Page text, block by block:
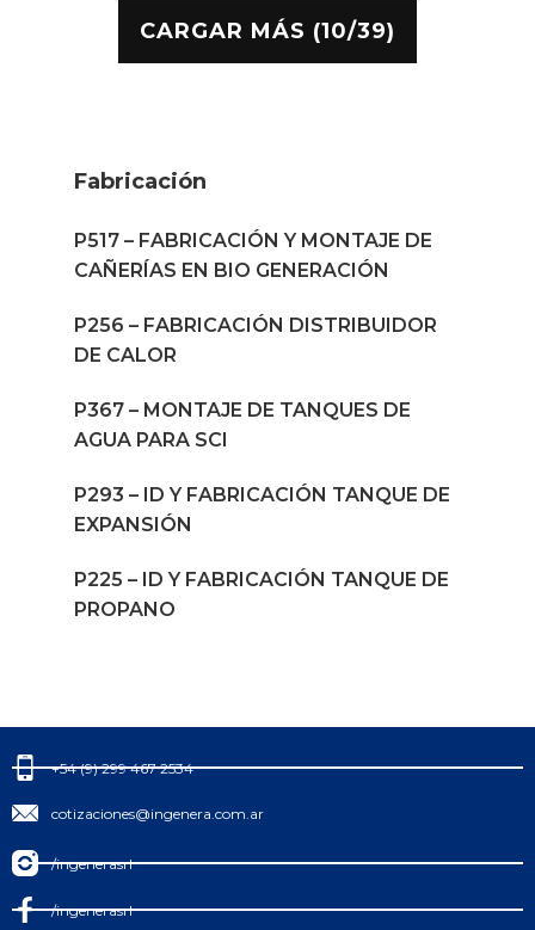
CARGAR MÁS (10/39)
Fabricación
P517 – FABRICACIÓN Y MONTAJE DE
CAÑERÍAS EN BIO GENERACIÓN
P256 – FABRICACIÓN DISTRIBUIDOR
DE CALOR
P367 – MONTAJE DE TANQUES DE
AGUA PARA SCI
P293 – ID Y FABRICACIÓN TANQUE DE
EXPANSIÓN
P225 – ID Y FABRICACIÓN TANQUE DE
PROPANO
+54 (9) 299 467 2534
cotizaciones@ingenera.com.ar
/ingenerasrl
/ingenerasrl